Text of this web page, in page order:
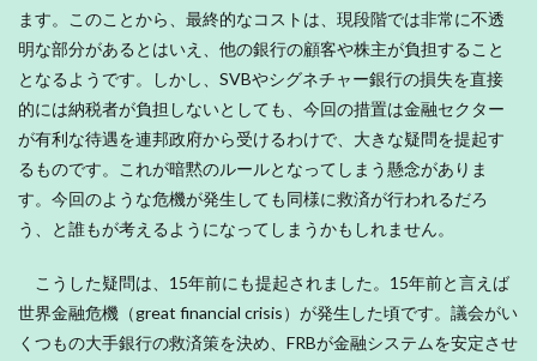
ます。このことから、最終的なコストは、現段階では非常に不透
明な部分があるとはいえ、他の銀行の顧客や株主が負担すること
となるようです。しかし、SVBやシグネチャー銀行の損失を直接
的には納税者が負担しないとしても、今回の措置は金融セクター
が有利な待遇を連邦政府から受けるわけで、大きな疑問を提起す
るものです。これが暗黙のルールとなってしまう懸念がありま
す。今回のような危機が発生しても同様に救済が行われるだろ
う、と誰もが考えるようになってしまうかもしれません。
こうした疑問は、15年前にも提起されました。15年前と言えば
世界金融危機（great financial crisis）が発生した頃です。議会がい
くつもの大手銀行の救済策を決め、FRBが金融システムを安定させ